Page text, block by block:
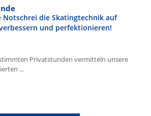
Notschrei die Skatingtechnik auf
und perfektionieren!
Privatstunden vermitteln unsere
...